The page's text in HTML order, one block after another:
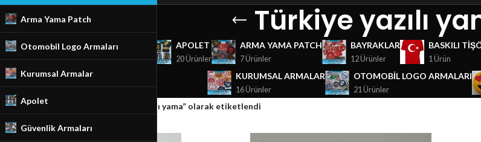
Arma Yama Patch
Otomobil Logo Armaları
Kurumsal Armalar
Apolet
Güvenlik Armaları
Türkiye yazılı
GÜVENLIK ARMALARI
18 Ürünler
APOLET
20 Ürünler
ARMA YAMA PATCH
7 Ürünler
BAYRAKLAR
12 Ürünler
BASKILI
1 Ürün
KURUMSAL ARMALAR
16 Ürünler
OTOMOBIL LOGO ARMALARI
21 Ürünler
Ana Sayfa/Mağaza Ürünler “Türkiye yazılı yama” olarak etiketlendi